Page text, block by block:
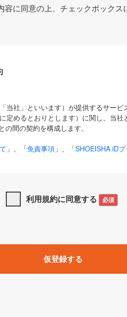
に同意の上、チェックボックス
当社」といいます）が提供するサー
定めるとおりとします）に関し、当
間の契約を構成します。
」、「免責事項 」、「SHOEISHA iD
るものとします。
る以下のサービス（名称や内容が変更
て当社が実施するイベントやキャンペ
」「MarkeZine」「EnterpriseZine」「
利用規約に同意する 必須
仮登録する